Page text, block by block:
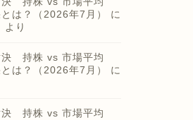
は？（2026年7月）
に
より
決 持株 vs 市場平均
は？（2026年7月）
に
決 持株 vs 市場平均